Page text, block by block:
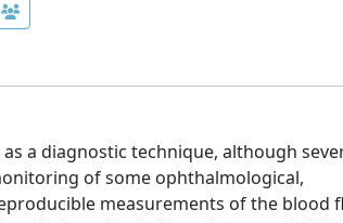
a diagnostic technique, although
of some ophthalmological,
measurements of the blood